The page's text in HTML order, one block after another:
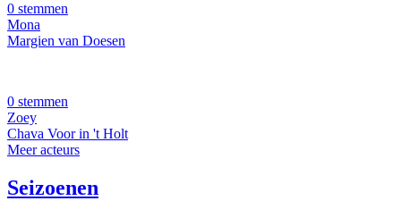
0 stemmen
Mona
Margien van Doesen
0 stemmen
Zoey
Chava Voor in 't Holt
Meer acteurs
Seizoenen